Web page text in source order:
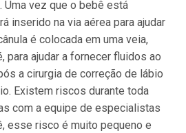
Uma vez que o bebê está
inserido na via aérea para ajudar
é colocada em uma veia,
para ajudar a fornecer fluidos ao
a cirurgia de correção de lábio
Existem riscos durante toda
com a equipe de especialistas
esse risco é muito pequeno e